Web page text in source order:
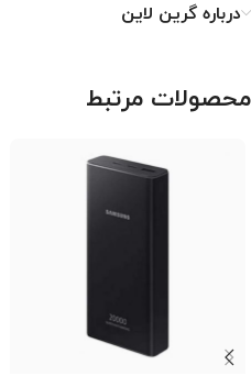
درباره گرین لاین
محصولات مرتبط